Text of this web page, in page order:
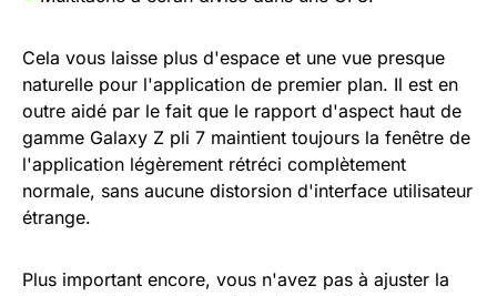
Cela vous laisse plus d'espace et une vue presque
naturelle pour l'application de premier plan. Il est en
outre aidé par le fait que le rapport d'aspect haut de
gamme Galaxy Z pli 7 maintient toujours la fenêtre de
l'application légèrement rétréci complètement
normale, sans aucune distorsion d'interface utilisateur
étrange.
Plus important encore, vous n'avez pas à ajuster la